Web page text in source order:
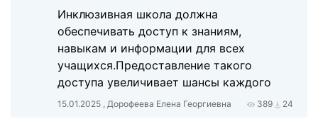
Инклюзивная школа должна
обеспечивать доступ к знаниям,
навыкам и информации для всех
учащихся.Предоставление такого
доступа увеличивает шансы каждого
15.01.2025 , Дорофеева Елена Георгиевна 389 24